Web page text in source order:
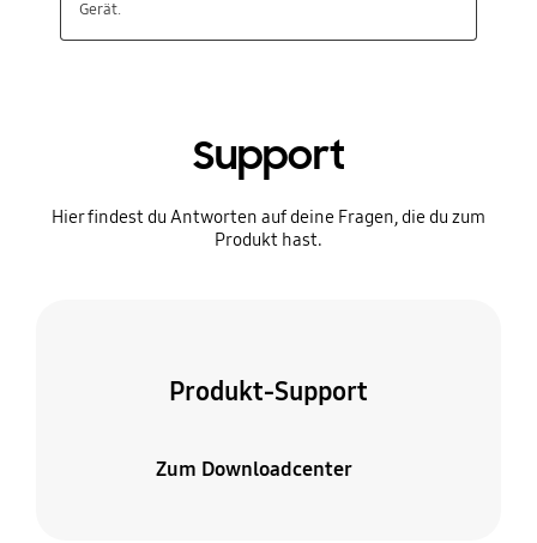
Support
Hier findest du Antworten auf deine Fragen, die du zum
Produkt hast.
Produkt-Support
Zum Downloadcenter